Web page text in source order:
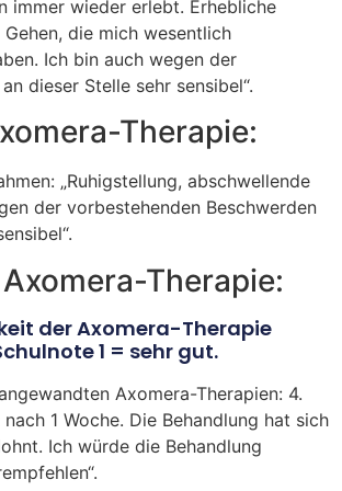
immer wieder erlebt. Erhebliche
die mich wesentlich
Ich bin auch wegen der
dieser Stelle sehr sensibel“.
Therapie:
„Ruhigstellung, abschwellende
der vorbestehenden Beschwerden
Therapie:
der Axomera-Therapie
1 = sehr gut.
Axomera-Therapien: 4.
1 Woche. Die Behandlung hat sich
Ich würde die Behandlung